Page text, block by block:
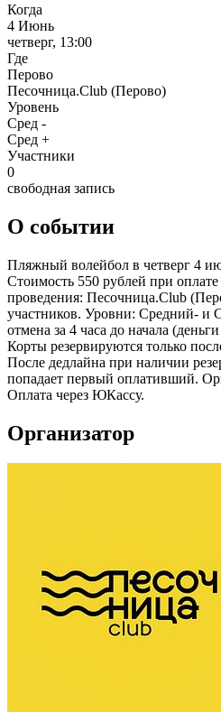
Когда
4 Июнь
четверг, 13:00
Где
Перово
Песочница.Club (Перово)
Уровень
Сред -
Сред +
Участники
0
свободная запись
О событии
Пляжный волейбол в четверг 4
Стоимость 550 рублей при
проведения: Песочница.Club
участников. Уровни: Средний- и
отмена за 4 часа до начала
Корты резервируются только
После дедлайна при наличии
попадает первый оплативший.
Оплата через ЮКассу.
Организатор